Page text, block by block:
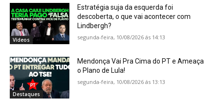
Vídeos
Estratégia suja da esquerda foi
descoberta, o que vai acontecer com
Lindbergh?
segunda-feira, 10/08/2026 ás 14:13
Destaques
Mendonça Vai Pra Cima do PT e Ameaça
o Plano de Lula!
segunda-feira, 10/08/2026 ás 13:13